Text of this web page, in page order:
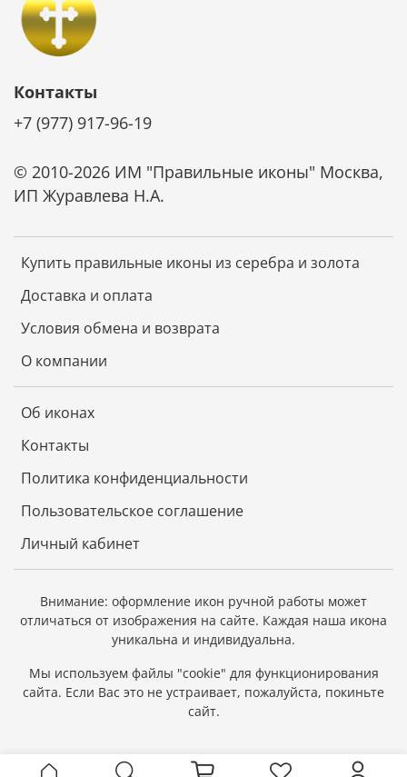
Купить правильные иконы из серебра и золота
Доставка и оплата
Условия обмена и возврата
О компании
Об иконах
Контакты
Политика конфиденциальности
Пользовательское соглашение
Личный кабинет
Контакты
+7 (977) 917-96-19
© 2010-2026 ИМ "Правильные иконы" Москва,
ИП Журавлева Н.А.
Внимание: оформление икон ручной работы может
отличаться от изображения на сайте. Каждая наша икона
уникальна и индивидуальна.
Мы используем файлы "cookie" для функционирования
сайта. Если Вас это не устраивает, пожалуйста, покиньте
сайт.